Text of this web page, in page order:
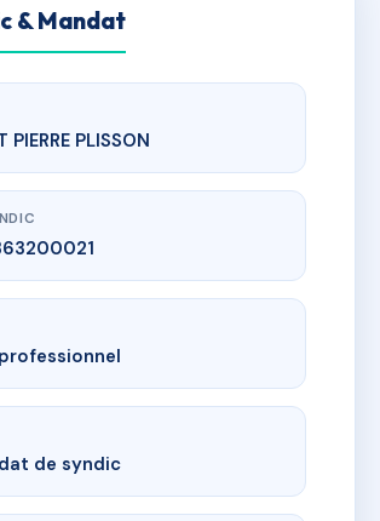
& Mandat
PIERRE PLISSON
de syndic